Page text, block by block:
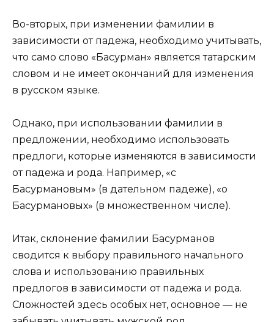
Во-вторых, при изменении фамилии в
зависимости от падежа, необходимо учитывать,
что само слово «Басурман» является татарским
словом и не имеет окончаний для изменения
в русском языке.
Однако, при использовании фамилии в
предложении, необходимо использовать
предлоги, которые изменяются в зависимости
от падежа и рода. Например, «с
Басурмановым» (в дательном падеже), «о
Басурмановых» (в множественном числе).
Итак, склонение фамилии Басурманов
сводится к выбору правильного начального
слова и использованию правильных
предлогов в зависимости от падежа и рода.
Сложностей здесь особых нет, основное — не